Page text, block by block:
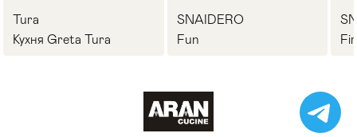
Tura
Кухня Greta Tura
SNAIDERO
Fun